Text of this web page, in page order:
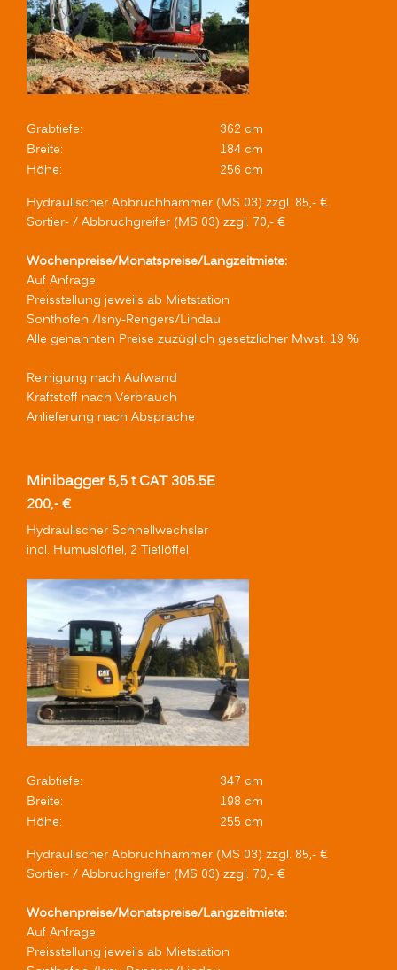
Grabtiefe:
362 cm
Breite:
184 cm
Höhe:
256 cm
Hydraulischer Abbruchhammer (MS 03) zzgl. 85,- €
Sortier- / Abbruchgreifer (MS 03) zzgl. 70,- €
Wochenpreise/Monatspreise/Langzeitmiete:
Auf Anfrage
Preisstellung jeweils ab Mietstation
Sonthofen /Isny-Rengers/Lindau
Alle genannten Preise zuzüglich gesetzlicher Mwst. 19 %
Reinigung nach Aufwand
Kraftstoff nach Verbrauch
Anlieferung nach Absprache
Minibagger 5,5 t CAT 305.5E
200,- €
Hydraulischer Schnellwechsler
incl. Humuslöffel, 2 Tieflöffel
Grabtiefe:
347 cm
Breite:
198 cm
Höhe:
255 cm
Hydraulischer Abbruchhammer (MS 03) zzgl. 85,- €
Sortier- / Abbruchgreifer (MS 03) zzgl. 70,- €
Wochenpreise/Monatspreise/Langzeitmiete:
Auf Anfrage
Preisstellung jeweils ab Mietstation